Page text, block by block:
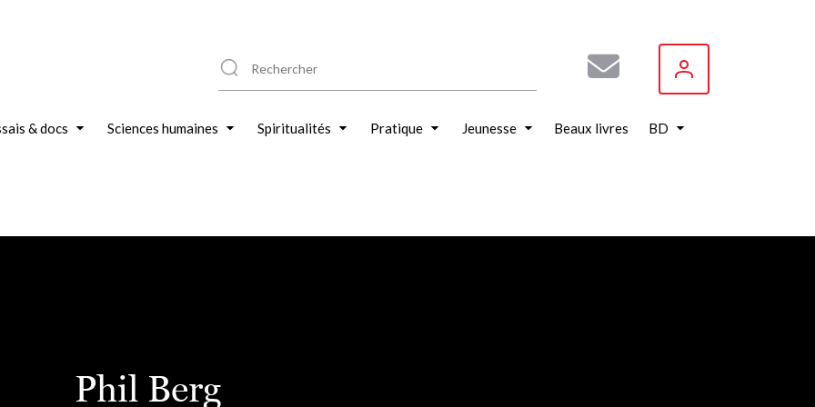
& docs Sciences humaines Spiritualités Pratique Jeunesse Beaux livres BD
Phil Berg